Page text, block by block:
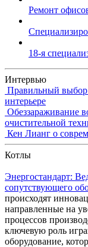
Ремонт
18-я
Интервью
Правильный выбор
интерьере
Обеззараживание
очистительной
Кен Лианг о
Котлы
Энергостандарт:
сопутствующего
происходят
направленные на
процессов
ключевую роль
оборудование,